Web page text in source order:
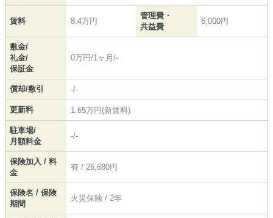
賃料 8.4万円
管理費・
共益費
6,000円
敷金/
礼金/
保証金
0万円/1ヶ月/-
償却/敷引 -/-
更新料 1.65万円(新賃料)
駐車場/
月額料金
-/-
保険加入 / 料
金
有 / 26,680円
保険名 / 保険
期間
火災保険 / 2年